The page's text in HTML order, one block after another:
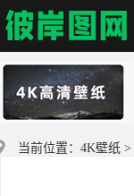
彼岸图网
当前位置： 4K壁纸 >